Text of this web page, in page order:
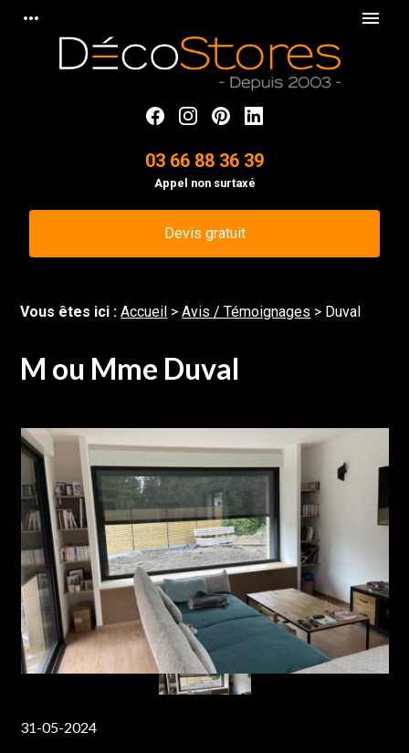
more_horiz menu
03 66 88 36 39
Appel non surtaxé
Devis gratuit
Vous êtes ici :Accueil >Avis / Témoignages > Duval
M ou Mme Duval
31-05-2024